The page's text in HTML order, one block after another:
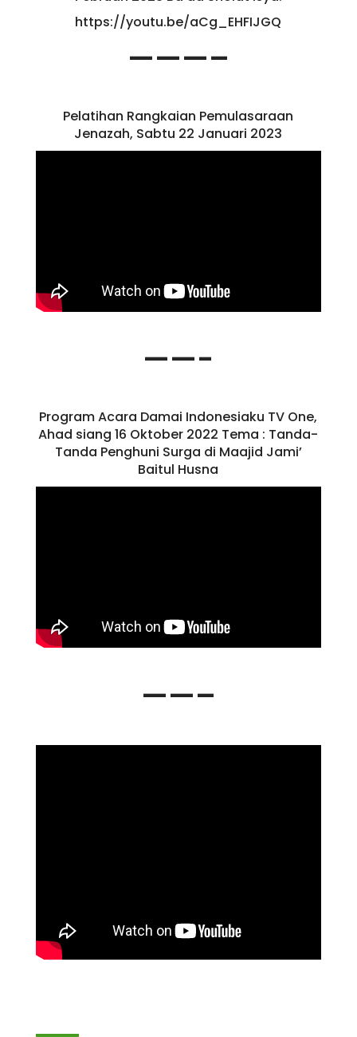
https://youtu.be/aCg_EHFIJGQ
———–
Pelatihan Rangkaian Pemulasaraan
Jenazah, Sabtu 22 Januari 2023
——-
Program Acara Damai Indonesiaku TV One,
Ahad siang 16 Oktober 2022 Tema : Tanda-
Tanda Penghuni Surga di Maajid Jami’
Baitul Husna
——–